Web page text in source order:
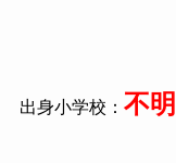
出身小学校： 不明